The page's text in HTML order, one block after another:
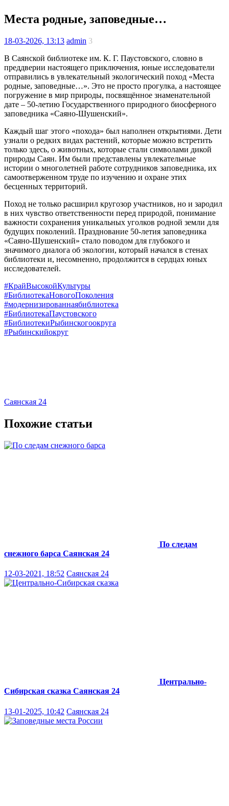
Места родные, заповедные…
18-03-2026, 13:13 admin 3
В Саянской библиотеке им. К. Г. Паустовского, словно в
преддверии настоящего приключения, юные исследователи
отправились в увлекательный экологический поход «Места
родные, заповедные…». Это не просто прогулка, а настоящее
погружение в мир природы, посвящённое знаменательной
дате – 50-летию Государственного природного биосферного
заповедника «Саяно-Шушенский».
Каждый шаг этого «похода» был наполнен открытиями. Дети
узнали о редких видах растений, которые можно встретить
только здесь, о животных, которые стали символами дикой
природы Саян. Им были представлены увлекательные
истории о многолетней работе сотрудников заповедника, их
самоотверженном труде по изучению и охране этих
бесценных территорий.
Поход не только расширил кругозор участников, но и зародил
в них чувство ответственности перед природой, понимание
важности сохранения уникальных уголков родной земли для
будущих поколений. Празднование 50-летия заповедника
«Саяно-Шушенский» стало поводом для глубокого и
значимого диалога об экологии, который начался в стенах
библиотеки и, несомненно, продолжится в сердцах юных
исследователей.
#КрайВысокойКультуры
#БиблиотекаНовогоПоколения
#модернизированнаябиблиотека
#БиблиотекаПаустовского
#БиблиотекиРыбинскогоокруга
#Рыбинскийокруг
Саянская 24
Похожие статьи
По следам
снежного барса Саянская 24
12-03-2021, 18:52 Саянская 24
Центрально-
Сибирская сказка Саянская 24
13-01-2025, 10:42 Саянская 24